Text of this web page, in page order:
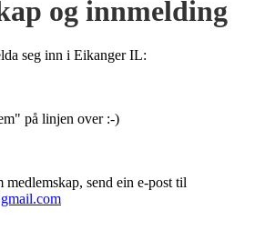
og innmelding
seg inn i Eikanger IL:
på linjen over :-)
send ein e-post til